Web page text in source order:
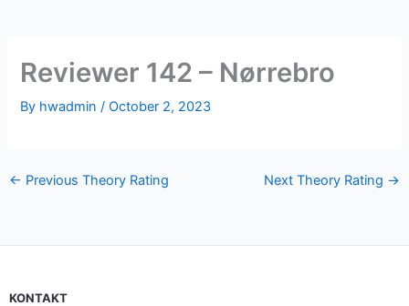
Reviewer 142 – Nørrebro
By hwadmin/October 2, 2023
← Previous Theory Rating Next Theory Rating →
KONTAKT